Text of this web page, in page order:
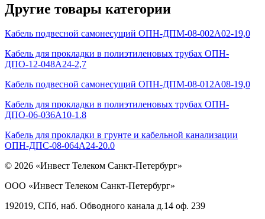
Другие товары категории
Кабель подвесной самонесущий ОПН-ДПМ-08-002А02-19,0
Кабель для прокладки в полиэтиленовых трубах ОПН-
ДПО-12-048А24-2,7
Кабель подвесной самонесущий ОПН-ДПМ-08-012А08-19,0
Кабель для прокладки в полиэтиленовых трубах ОПН-
ДПО-06-036А10-1.8
Кабель для прокладки в грунте и кабельной канализации
ОПН-ДПС-08-064А24-20.0
© 2026 «Инвест Телеком Санкт-Петербург»
ООО «Инвест Телеком Санкт-Петербург»
192019, СПб, наб. Обводного канала д.14 оф. 239